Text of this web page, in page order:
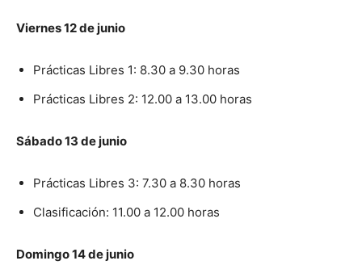
Viernes 12 de junio
Prácticas Libres 1: 8.30 a 9.30 horas
Prácticas Libres 2: 12.00 a 13.00 horas
Sábado 13 de junio
Prácticas Libres 3: 7.30 a 8.30 horas
Clasificación: 11.00 a 12.00 horas
Domingo 14 de junio